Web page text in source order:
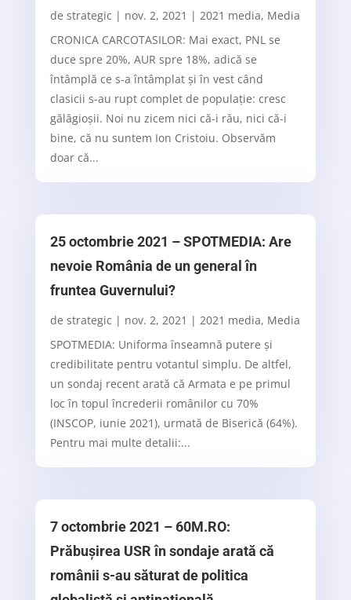
de strategic | nov. 2, 2021 | 2021 media, Media
CRONICA CARCOTASILOR: Mai exact, PNL se
duce spre 20%, AUR spre 18%, adică se
întâmplă ce s-a întâmplat și în vest când
clasicii s-au rupt complet de populație: cresc
gălăgioșii. Noi nu zicem nici că-i rău, nici că-i
bine, că nu suntem Ion Cristoiu. Observăm
doar că...
25 octombrie 2021 – SPOTMEDIA: Are
nevoie România de un general în
fruntea Guvernului?
de strategic | nov. 2, 2021 | 2021 media, Media
SPOTMEDIA: Uniforma înseamnă putere și
credibilitate pentru votantul simplu. De altfel,
un sondaj recent arată că Armata e pe primul
loc în topul încrederii românilor cu 70%
(INSCOP, iunie 2021), urmată de Biserică (64%).
Pentru mai multe detalii:...
7 octombrie 2021 – 60M.RO:
Prăbușirea USR în sondaje arată că
românii s-au săturat de politica